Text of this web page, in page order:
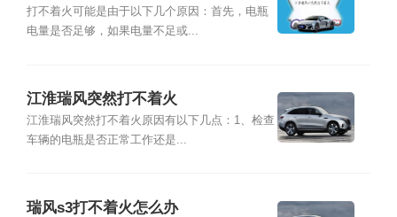
打不着火可能是由于以下几个原因：首先，电瓶
电量是否足够，如果电量不足或...
江淮瑞风突然打不着火
江淮瑞风突然打不着火原因有以下几点：1、检查
车辆的电瓶是否正常工作还是...
瑞风s3打不着火怎么办